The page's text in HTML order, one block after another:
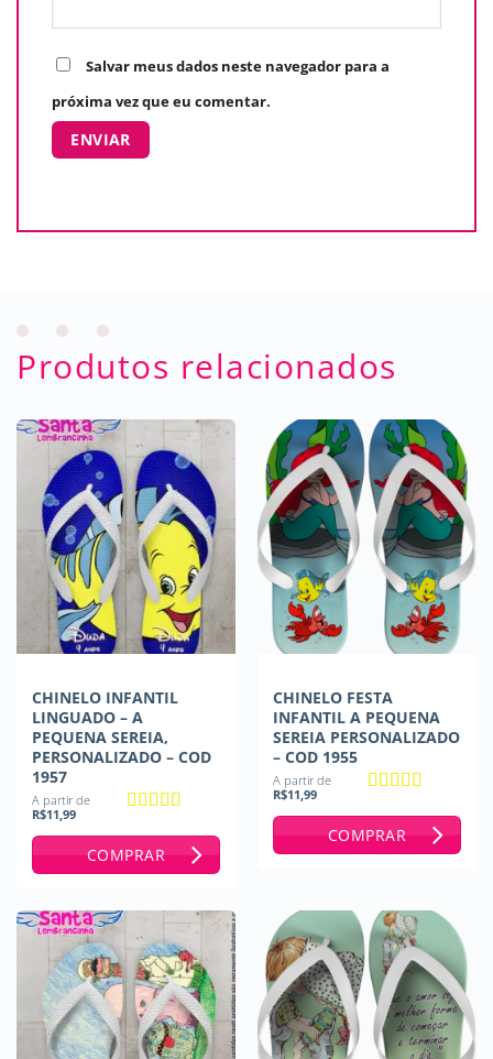
Salvar meus dados neste navegador para a
próxima vez que eu comentar.
Produtos relacionados
CHINELO INFANTIL
LINGUADO – A
PEQUENA SEREIA,
PERSONALIZADO – COD
1957
A partir de
R$11,99
COMPRAR
CHINELO FESTA
INFANTIL A PEQUENA
SEREIA PERSONALIZADO
– COD 1955
A partir de
R$11,99
COMPRAR